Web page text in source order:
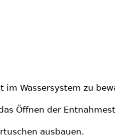
Wassersystem zu
Öffnen der
ausbauen.